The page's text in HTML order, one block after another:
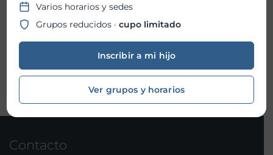
Ubicación:Parroquia San Josemaría
Organizador:
Escuela de Catequesis
Contacto
Varios horarios y sedes
Grupos reducidos ·cupo limitado
Inscribir a mi hijo
Ver grupos y horarios